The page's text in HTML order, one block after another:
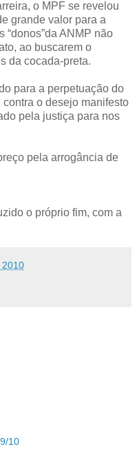
o MPF se revelou
grande valor para a
ANMP não
ao buscarem o
da cocada-preta.
para a perpetuação do
contra o desejo manifesto
pela justiça para nos
pela arrogância de
o próprio fim, com a
10